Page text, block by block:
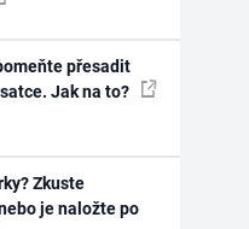
přesadit
Jak na to?
Zkuste
je naložte po